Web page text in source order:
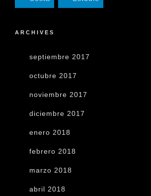
ARCHIVES
septiembre 2017
octubre 2017
noviembre 2017
diciembre 2017
enero 2018
febrero 2018
marzo 2018
abril 2018